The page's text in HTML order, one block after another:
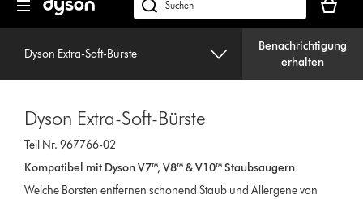
Dyson.ch
durchsuchen
ist
leer
Dyson Extra-Soft-Bürste
Benachrichtigung
erhalten
Dyson Extra-Soft-Bürste
Teil Nr. 967766-02
Kompatibel mit Dyson V7™, V8™ & V10™ Staubsaugern.
Weiche Borsten entfernen schonend Staub und Allergene von